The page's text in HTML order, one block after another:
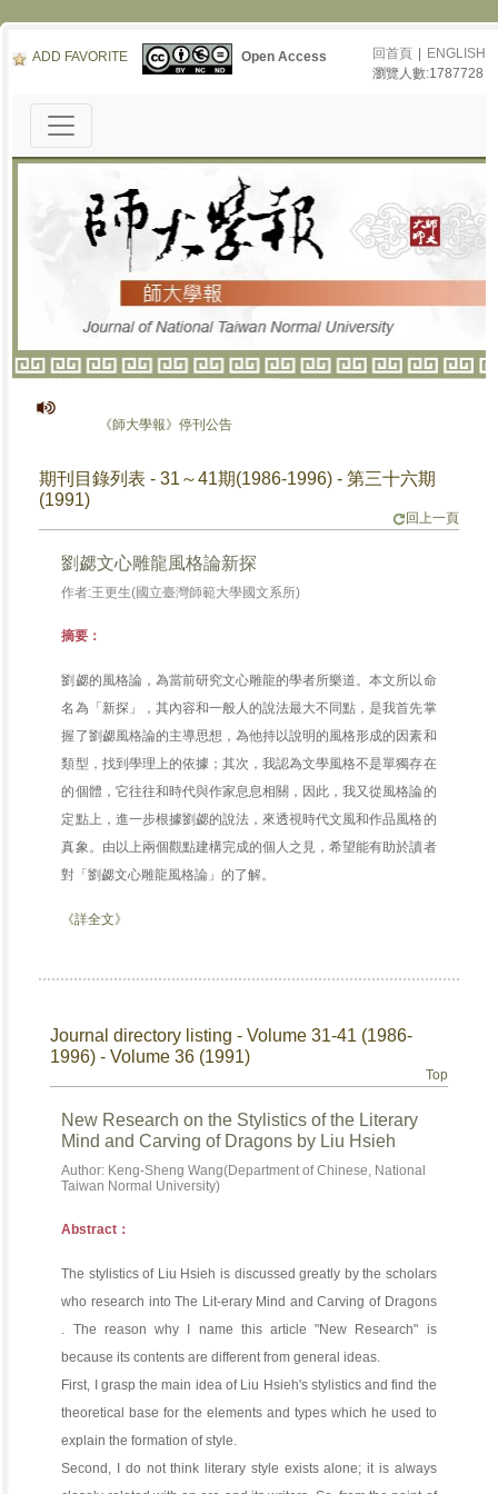
ADD FAVORITE Open Access 回首頁
ENGLISH
瀏覽人數:1787728
《師大學報》停刊公告
期刊目錄列表 - 31～41期(1986-1996) - 第三十六期
(1991)
回上一頁
劉勰文心雕龍風格論新探
作者:王更生(國立臺灣師範大學國文系所)
摘要：
劉勰的風格論，為當前研究文心雕龍的學者所樂道。本文所以命
名為「新探」，其內容和一般人的說法最大不同點，是我首先掌
握了劉勰風格論的主導思想，為他持以說明的風格形成的因素和
類型，找到學理上的依據；其次，我認為文學風格不是單獨存在
的個體，它往往和時代與作家息息相關，因此，我又從風格論的
定點上，進一步根據劉勰的說法，來透視時代文風和作品風格的
真象。由以上兩個觀點建構完成的個人之見，希望能有助於讀者
對「劉勰文心雕龍風格論」的了解。
《詳全文》
Journal directory listing - Volume 31-41 (1986-
1996) - Volume 36 (1991)
Top
New Research on the Stylistics of the Literary
Mind and Carving of Dragons by Liu Hsieh
Author: Keng-Sheng Wang(Department of Chinese, National
Taiwan Normal University)
Abstract：
The stylistics of Liu Hsieh is discussed greatly by the scholars
who research into The Lit-erary Mind and Carving of Dragons
. The reason why I name this article "New Research" is
because its contents are different from general ideas.
First, I grasp the main idea of Liu Hsieh's stylistics and find the
theoretical base for the elements and types which he used to
explain the formation of style.
Second, I do not think literary style exists alone; it is always